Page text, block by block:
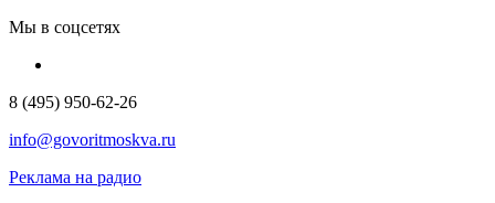
Мы в соцсетях
8 (495) 950-62-26
info@govoritmoskva.ru
Реклама на радио